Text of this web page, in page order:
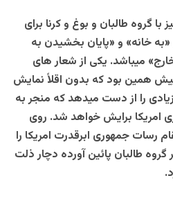
با گروه طالبان و بوغ و کرنا برای
«به خانه» و «پایان بخشیدن به
میباشد. یکی از شعار های
پیش همین بود که بدون اقلاً نمایش
زیادی را از دست میدهد که منجر به
امریکا برایش خواهد شد. روی
جمهوری ابرقدرت امریکا را
طالبان پائین آورده دچار ذلت